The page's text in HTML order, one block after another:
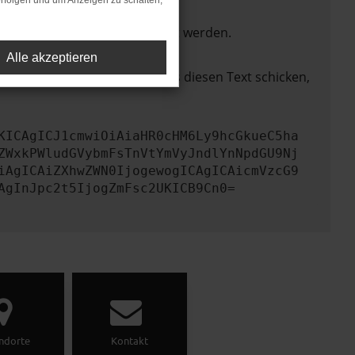
nicht mehr unterstützt werden.
zu beheben. Du kannst uns diesen Text schicken,
Kontakt
Alle akzeptieren